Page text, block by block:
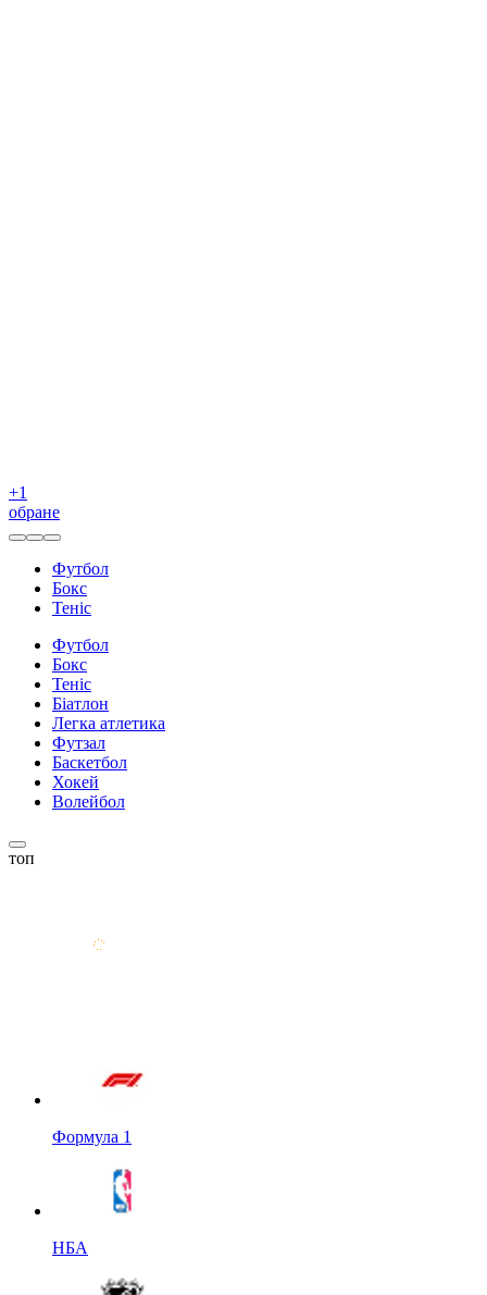
+1
обране
Футбол
Бокс
Теніс
Футбол
Бокс
Теніс
Біатлон
Легка атлетика
Футзал
Баскетбол
Хокей
Волейбол
топ
Формула 1
НБА